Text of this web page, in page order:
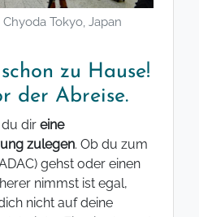
Tokyo, Japan
zu Hause!
der Abreise.
dir eine
zulegen. Ob du zum
gehst oder einen
nimmst ist egal,
nicht auf deine